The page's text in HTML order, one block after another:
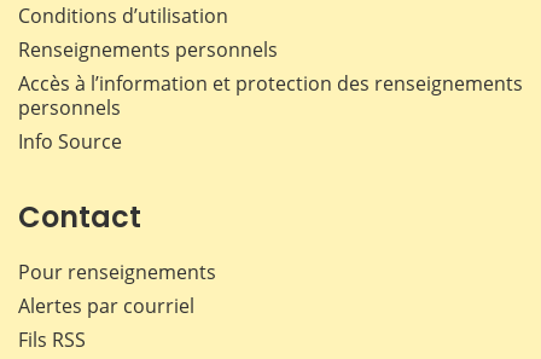
Conditions d’utilisation
Renseignements personnels
Accès à l’information et protection des renseignements
personnels
Info Source
Contact
Pour renseignements
Alertes par courriel
Fils RSS